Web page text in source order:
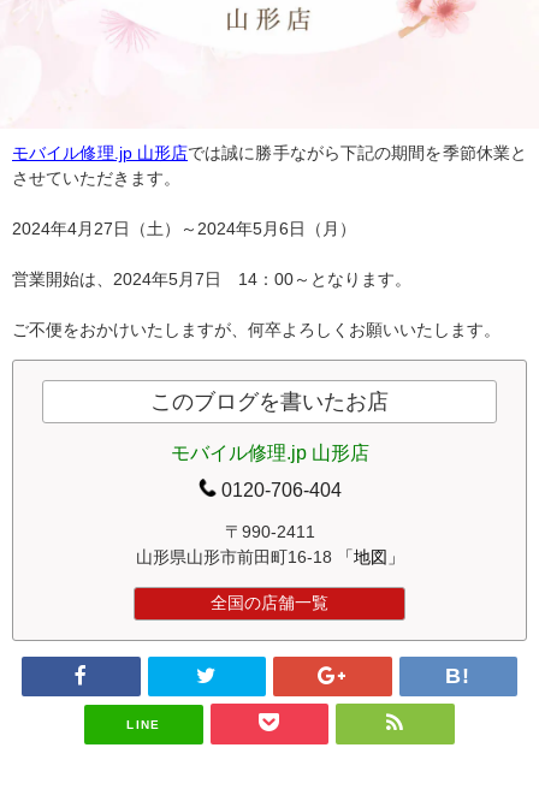
モバイル修理.jp 山形店では誠に勝手ながら下記の期間を季節休業と
させていただきます。
2024年4月27日（土）～2024年5月6日（月）
営業開始は、2024年5月7日 14：00～となります。
ご不便をおかけいたしますが、何卒よろしくお願いいたします。
このブログを書いたお店
モバイル修理.jp 山形店
0120-706-404
〒990-2411
山形県山形市前田町16-18
「地図」
全国の店舗一覧
LINE